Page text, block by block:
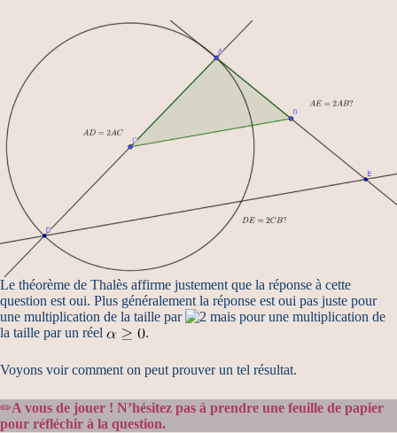
Le théorème de Thalès affirme justement que la réponse à cette
question est oui. Plus généralement la réponse est oui pas juste pour
une multiplication de la taille par
mais pour une multiplication de
la taille par un réel
.
Voyons voir comment on peut prouver un tel résultat.
✏A vous de jouer ! N’hésitez pas à prendre une feuille de papier
pour réfléchir à la question.